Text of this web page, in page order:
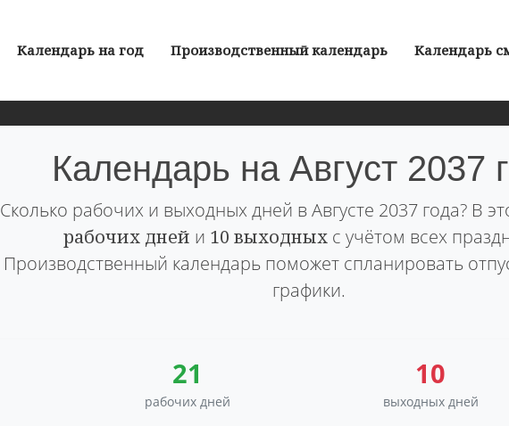
Календарь на год Производственный календарь Календарь
Календарь на Август 2037
Сколько рабочих и выходных дней в Августе 2037 года? В
рабочих дней и 10 выходныхс учётом всех
Производственный календарь поможет спланировать
графики.
21
рабочих дней
10
выходных дней